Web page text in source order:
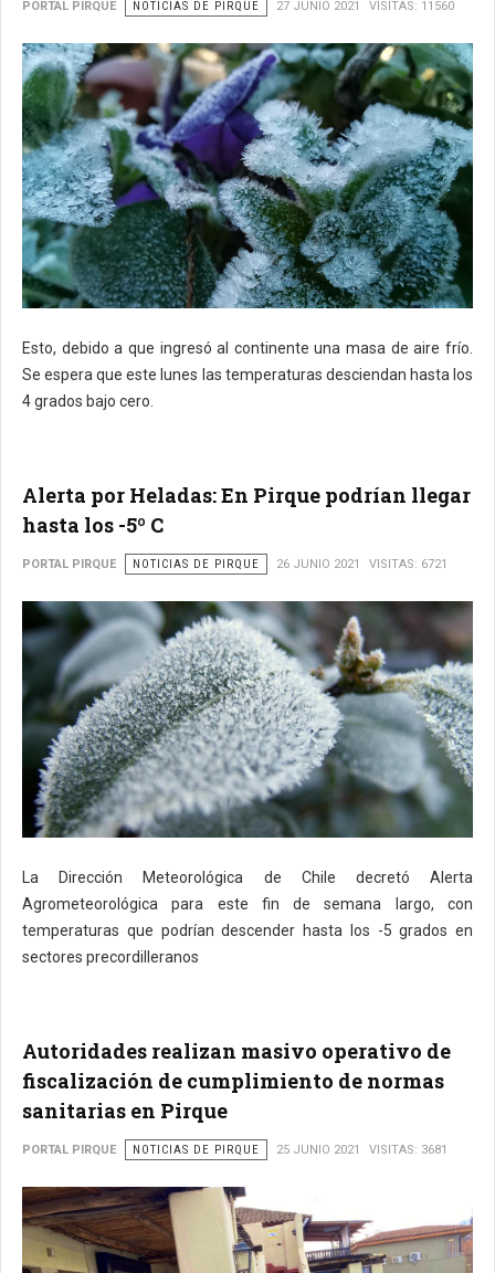
PORTAL PIRQUE NOTICIAS DE PIRQUE 27 JUNIO 2021 VISITAS: 11560
Esto, debido a que ingresó al continente una masa de aire frío.
Se espera que este lunes las temperaturas desciendan hasta los
4 grados bajo cero.
Alerta por Heladas: En Pirque podrían llegar
hasta los -5º C
PORTAL PIRQUE NOTICIAS DE PIRQUE 26 JUNIO 2021 VISITAS: 6721
La Dirección Meteorológica de Chile decretó Alerta
Agrometeorológica para este fin de semana largo, con
temperaturas que podrían descender hasta los -5 grados en
sectores precordilleranos
Autoridades realizan masivo operativo de
fiscalización de cumplimiento de normas
sanitarias en Pirque
PORTAL PIRQUE NOTICIAS DE PIRQUE 25 JUNIO 2021 VISITAS: 3681